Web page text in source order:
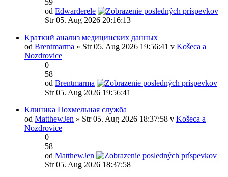
59
od Edwarderele
Str 05. Aug 2026 20:16:13
Краткий анализ медицинских данных
od Brentmarma » Str 05. Aug 2026 19:56:41 v Košeca a
Nozdrovice
0
58
od Brentmarma
Str 05. Aug 2026 19:56:41
Клиника Похмельная служба
od MatthewJen » Str 05. Aug 2026 18:37:58 v Košeca a
Nozdrovice
0
58
od MatthewJen
Str 05. Aug 2026 18:37:58